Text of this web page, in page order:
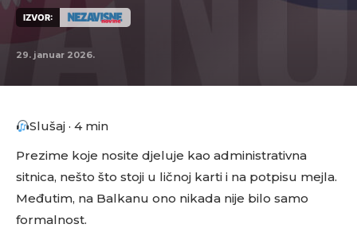
IZVOR:
29. januar 2026.
Slušaj · 4 min
Prezime koje nosite djeluje kao administrativna
sitnica, nešto što stoji u ličnoj karti i na potpisu mejla.
Međutim, na Balkanu ono nikada nije bilo samo
formalnost.